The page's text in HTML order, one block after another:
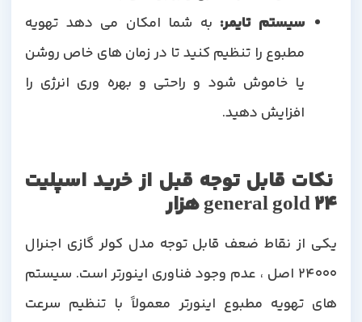
سیستم تایمر:به شما امکان می دهد تهویه
مطبوع را تنظیم کنید تا در زمان های خاص روشن
یا خاموش شود و راحتی و بهره وری انرژی را
افزایش دهید.
نکات قابل توجه قبل از خرید اسپلیت
general gold 24 هزار
یکی از نقاط ضعف قابل توجه مدل کولر گازی اجنرال
24000 اصل ، عدم وجود فناوری اینورتر است. سیستم
های تهویه مطبوع اینورتر معمولاً با تنظیم سرعت